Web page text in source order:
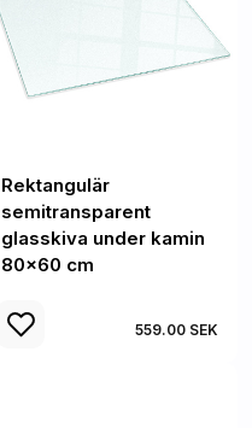
Rektangulär
semitransparent
glasskiva under kamin
80x60 cm
559.00 SEK